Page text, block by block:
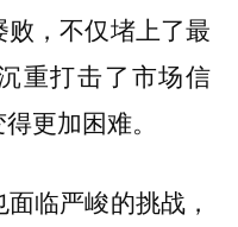
，不仅堵上了最
重打击了市场信
更加困难。
临严峻的挑战，